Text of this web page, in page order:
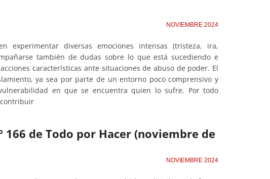
NOVIEMBRE 2024
experimentar diversas emociones intensas (tristeza, ira,
también de dudas sobre lo que está sucediendo e
características ante situaciones de abuso de poder. El
ya sea por parte de un entorno poco comprensivo y
en que se encuentra quien lo sufre. Por todo
166 de Todo por Hacer (noviembre de
NOVIEMBRE 2024